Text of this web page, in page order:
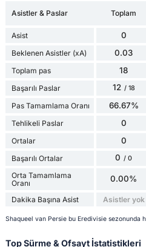
Asistler & Paslar Toplam
Asist 0
Beklenen Asistler (xA) 0.03
Toplam pas 18
Başarılı Paslar 12 / 18
Pas Tamamlama Oranı 66.67%
Tehlikeli Paslar 0
Ortalar 0
Başarılı Ortalar 0 / 0
Orta Tamamlama
Oranı
0.00%
Dakika Başına Asist Asistler yok
Shaqueel van Persie bu Eredivisie sezonunda
Top Sürme & Ofsayt İstatistikleri